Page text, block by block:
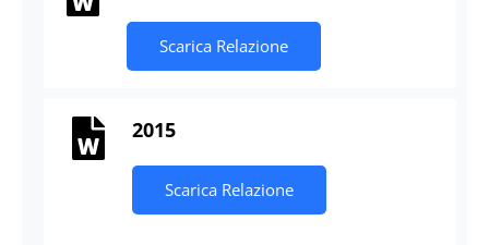
Scarica Relazione
2015
Scarica Relazione